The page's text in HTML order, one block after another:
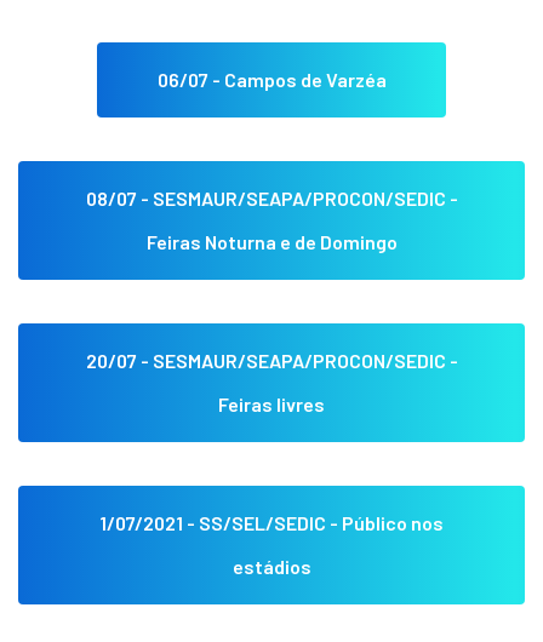
06/07 - Campos de Varzéa
08/07 - SESMAUR/SEAPA/PROCON/SEDIC -
Feiras Noturna e de Domingo
20/07 - SESMAUR/SEAPA/PROCON/SEDIC -
Feiras livres
1/07/2021 - SS/SEL/SEDIC - Público nos
estádios